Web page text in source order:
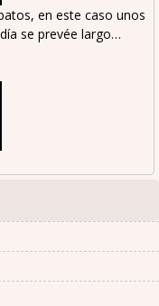
en este caso unos
se prevée largo…